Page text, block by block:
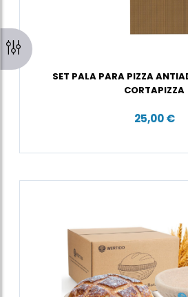
SET PALA PARA PIZZA
CORTAPIZZA
25,00 €